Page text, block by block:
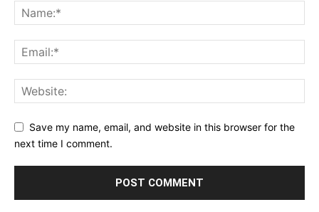
Save my name, email, and website in this browser for the
next time I comment.